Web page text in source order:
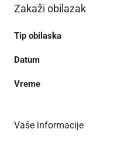
Zakaži obilazak
Tip obilaska
Datum
Vreme
Vaše informacije